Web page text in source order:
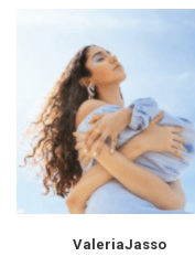
ValeriaJasso